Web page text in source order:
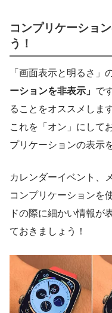
コンプリケーショ
う！
「画面表示と明るさ」
ーションを非表示」 で
ることをオススメします
これを「オン」にして
プリケーションの表示
カレンダーイベント、
コンプリケーションを
ドの際に細かい情報が
ておきましょう！